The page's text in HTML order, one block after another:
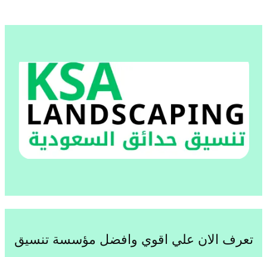
تعرف الان علي اقوي وافضل مؤسسة تنسيق